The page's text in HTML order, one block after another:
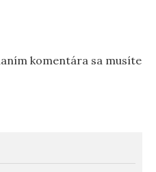
komentára sa musíte